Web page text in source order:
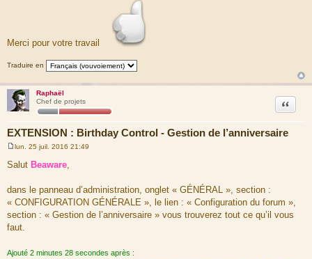
Merci pour votre travail
Traduire en
Raphaël
Chef de projets
EXTENSION : Birthday Control - Gestion de l’anniversaire
Citation
e
s
g
e
lun. 25 juil. 2016 21:49
Salut Beaware
dans le panneau d’administration, onglet « GÉNÉRAL », section :
« CONFIGURATION GÉNÉRALE », le lien : « Configuration du forum »,
section : « Gestion de l’anniversaire » vous trouverez tout ce qu’il vous
faut.
Ajouté 2 minutes 28 secondes après :